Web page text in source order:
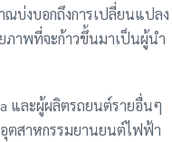
บ่งบอกถึงการเปลี่ยนแปลง
ภาพที่จะก้าวขึ้นมาเป็นผู้นำ
และผู้ผลิตรถยนต์รายอื่นๆ
ตสาหกรรมยานยนต์ไฟฟ้า